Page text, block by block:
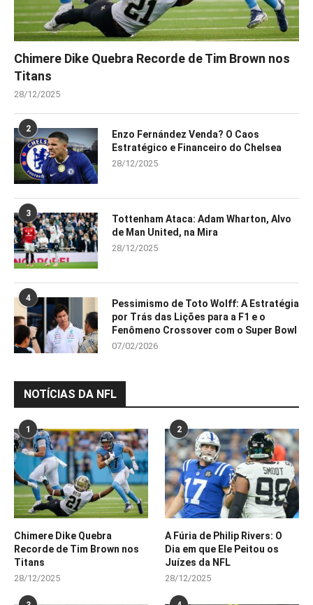
Chimere Dike Quebra Recorde de Tim Brown nos
Titans
28/12/2025
2
Enzo Fernández Venda? O Caos
Estratégico e Financeiro do Chelsea
28/12/2025
3
Tottenham Ataca: Adam Wharton, Alvo
de Man United, na Mira
28/12/2025
4
Pessimismo de Toto Wolff: A Estratégia
por Trás das Lições para a F1 e o
Fenômeno Crossover com o Super Bowl
07/02/2026
NOTÍCIAS DA NFL
1
Chimere Dike Quebra
Recorde de Tim Brown nos
Titans
28/12/2025
2
A Fúria de Philip Rivers: O
Dia em que Ele Peitou os
Juízes da NFL
28/12/2025